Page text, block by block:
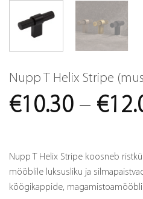
Nupp T Helix Stripe
€10.30 – €
Nupp T Helix Stripe koosneb
mööblile luksusliku ja
köögikappide,